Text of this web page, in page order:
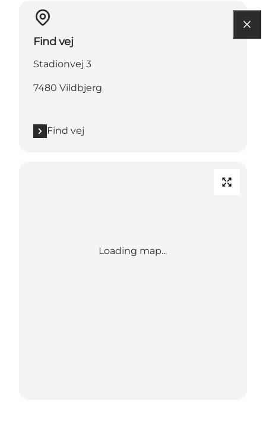
Find vej
Stadionvej 3
7480 Vildbjerg
Find vej
Loading map...